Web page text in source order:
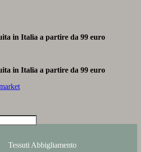
in Italia a partire da 99 euro
in Italia a partire da 99 euro
Tessuti Abbigliamento